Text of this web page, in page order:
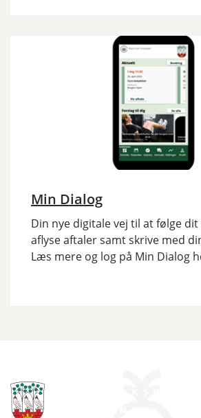
Min Dialog
Din nye digitale vej til at følge
aflyse aftaler samt skrive med
Læs mere og log på Min Dialog